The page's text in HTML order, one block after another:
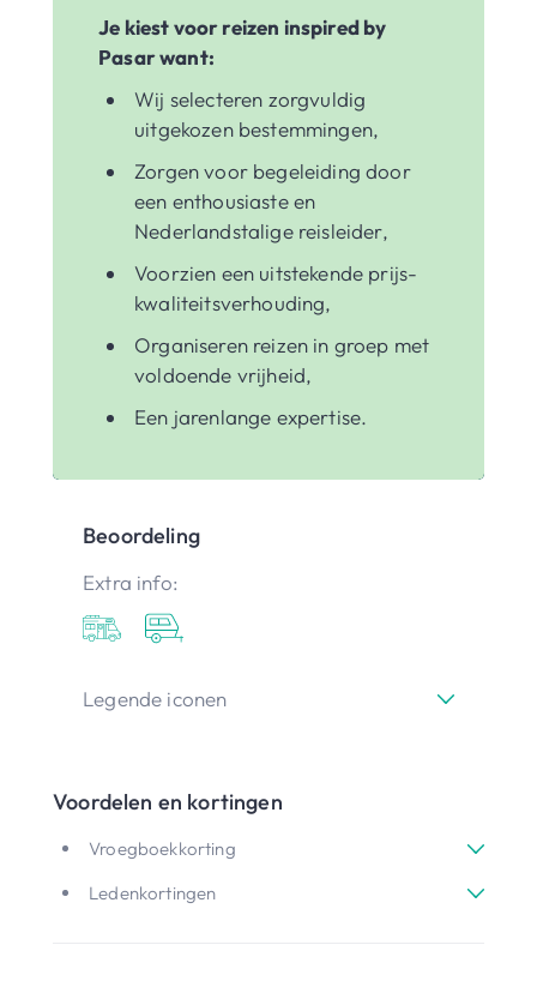
Je kiest voor reizen inspired by
Pasar want:
Wij selecteren zorgvuldig
uitgekozen bestemmingen,
Zorgen voor begeleiding door
een enthousiaste en
Nederlandstalige reisleider,
Voorzien een uitstekende prijs-
kwaliteitsverhouding,
Organiseren reizen in groep met
voldoende vrijheid,
Een jarenlange expertise.
Beoordeling
Extra info:
Legende iconen
Voordelen en kortingen
Vroegboekkorting
Ledenkortingen